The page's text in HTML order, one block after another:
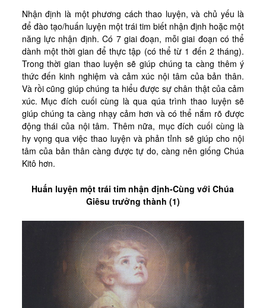
Nhận định là một phương cách thao luyện, và chủ yếu là
để đào tạo/huấn luyện một trái tim biết nhận định hoặc một
năng lực nhận định. Có 7 giai đoạn, mỗi giai đoạn có thể
dành một thời gian để thực tập (có thể từ 1 đến 2 tháng).
Trong thời gian thao luyện sẽ giúp chúng ta càng thêm ý
thức đến kinh nghiệm và cảm xúc nội tâm của bản thân.
Và rồi cũng giúp chúng ta hiểu được sự chân thật của cảm
xúc. Mục đích cuối cùng là qua qúa trình thao luyện sẽ
giúp chúng ta càng nhạy cảm hơn và có thể nắm rõ được
động thái của nội tâm. Thêm nữa, mục đích cuối cùng là
hy vọng qua việc thao luyện và phản tỉnh sẽ giúp cho nội
tâm của bản thân càng được tự do, càng nên giống Chúa
Kitô hơn.
Huấn luyện một trái tim nhậnđịnh-Cùng với Chúa
Giêsu trưởng thành (1)